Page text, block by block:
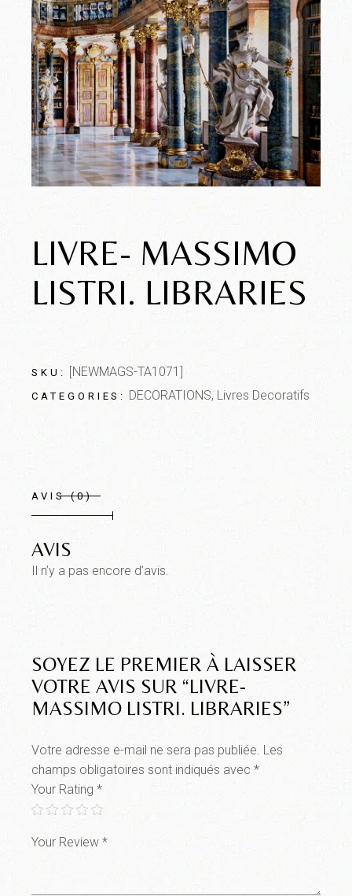
LIVRE- MASSIMO
LISTRI. LIBRARIES
SKU: [NEWMAGS-TA1071]
CATEGORIES: DECORATIONS, Livres Decoratifs
AVIS (0)
AVIS
Il n’y a pas encore d’avis.
SOYEZ LE PREMIER À LAISSER
VOTRE AVIS SUR “LIVRE-
MASSIMO LISTRI. LIBRARIES”
Votre adresse e-mail ne sera pas publiée. Les
champs obligatoires sont indiqués avec*
Your Rating*